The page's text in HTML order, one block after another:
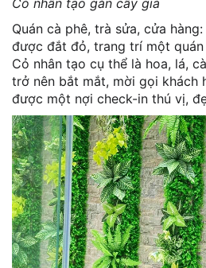
Quán cà phê, trà sửa, cửa
được đắt đỏ, trang trí một
Cỏ nhân tạo cụ thể là hoa, lá,
trở nên bắt mắt, mời gọi khách
được một nợi check-in thú vị,